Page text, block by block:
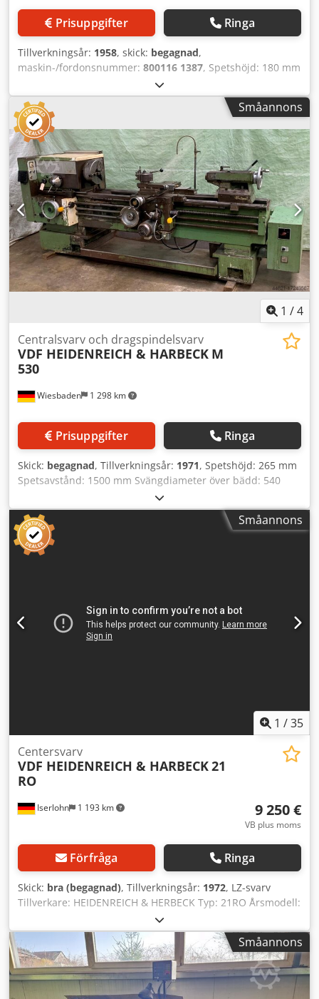
Prisuppgifter Ringa
Tillverkningsår: 1958, skick: begagnad,
maskin-/fordonsnummer: 800116 1387, Spetshöjd: 180 mm
Chedpfx Aodbp D Ujfkja Spetsavstånd: 1500 mm
Svarvdiameter över bädd: 380 mm Spindelgenomgång: 50
mm Spindelkon: Strl. 6 Morsekon bakdelsstock: MK5
Spindelvarvtal: 33,5 - 1500 rpm Matningar längs/plan:
0,004-1,05/0,001-0,35 mm/varv Gängstigningar: 0,25 - 96
mm Elanslutning: 380 V, 2,6/3,7 kW Utrymmesbehov: 3470
x 950 x 1240 mm Vikt: 1670 kg
Småannons
1 /4
Wiesbaden 1 298 km
Centralsvarv och dragspindelsvarv
VDF HEIDENREICH & HARBECK M
530
Prisuppgifter Ringa
Skick: begagnad, Tillverkningsår: 1971, Spetshöjd: 265 mm
Spetsavstånd: 1500 mm Svängdiameter över bädd: 540
mm Codpfx Ajurirdjfkoha Spindelgenomgång: 65 mm
Spindelupptagning: Storlek 8 Upptagningskon bakdocks: 5
MK Spindelvarvtal: 9 - 1800 varv/min Matningar:
längs/plan 0,063-2,24/0,032-1,12 mm/varv Gängstigningar:
0,35 - 560 mm Elanslutning: 380 V, 11 kW Platsbehov: 4580
Småannons
1 /35
Iserlohn 1 193 km
Centersvarv
VDF HEIDENREICH & HARBECK21
RO
9 250 €
VB plus moms
Förfråga Ringa
Skick: bra (begagnad), Tillverkningsår: 1972, LZ-svarv
Tillverkare: HEIDENREICH & HERBECK Typ: 21RO Årsmodell:
1972 med snabbväxlare Parat (10 st),
maskindokumentation, gängindikator, planspets, 250 mm
Forkardt chuck. Svarvdiameter över bädd: 430 mm
Svarvdiameter över plansupport: 255 mm
Centrumavstånd: 1000 mm Svarvlängd: 750 mm
Spindelvarvtal: 19–2000 varv/min, 5,5 kW motor
Småannons